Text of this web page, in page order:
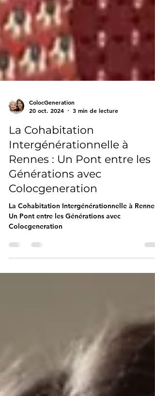
20 oct. 2024
3 min de lecture
La Cohabitation
Intergénérationnelle à
Rennes : Un Pont entre les
Générations avec
Colocgeneration
La Cohabitation Intergénérationnelle à Rennes
Colocgeneration